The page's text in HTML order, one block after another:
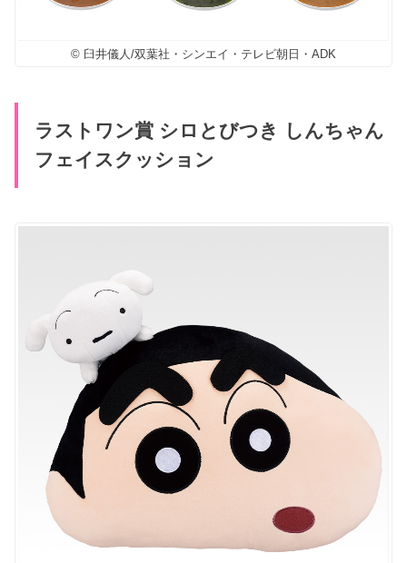
© 臼井儀人/双葉社・シンエイ・テレビ朝日・ADK
ラストワン賞 シロとびつき しんちゃん
フェイスクッション